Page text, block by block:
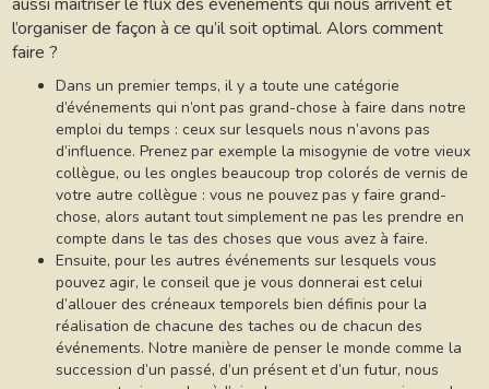
l’organiser de façon à ce qu’il soit optimal. Alors comment
faire ?
Dans un premier temps, il y a toute une catégorie
d’événements qui n’ont pas grand-chose à faire dans notre
emploi du temps : ceux sur lesquels nous n’avons pas
d’influence. Prenez par exemple la misogynie de votre vieux
collègue, ou les ongles beaucoup trop colorés de vernis de
votre autre collègue : vous ne pouvez pas y faire grand-
chose, alors autant tout simplement ne pas les prendre en
compte dans le tas des choses que vous avez à faire.
Ensuite, pour les autres événements sur lesquels vous
pouvez agir, le conseil que je vous donnerai est celui
d’allouer des créneaux temporels bien définis pour la
réalisation de chacune des taches ou de chacun des
événements. Notre manière de penser le monde comme la
succession d’un passé, d’un présent et d’un futur, nous